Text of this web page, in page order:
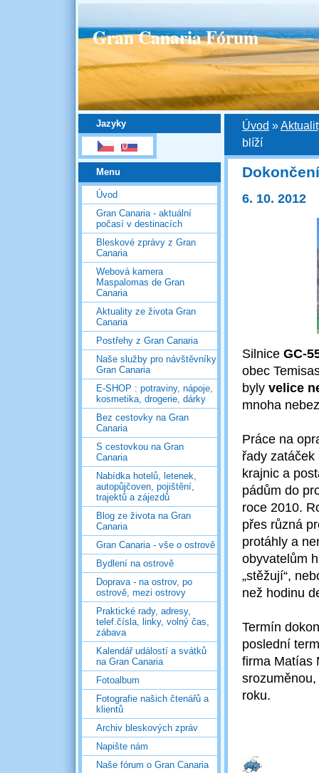
Gran Canaria Fórum
Jazyky
Menu
Úvod
Gran Canaria - aktuální
počasí v destinacích
Bleskové zprávy z Gran
Canaria
Webová kamera
Maspalomas de Gran
Canaria
Aktuality ze života Gran
Canaria
Postřehy z Gran Canaria
Naše služby pro návštěvníky
Gran Canaria
E-SHOP : potraviny, nápoje,
kosmetika, drogerie, dárky
Bez cestovky na Gran
Canaria
S cestovkou na Gran
Canaria
Nabídka hotelů, letenek,
autopůjčoven, pojištění,
trajektů a zájezdů
Blog ze života na Gran
Canaria
Gran Canaria - vše o ostrově
Bydlení na ostrově
Doprava - na ostrov, po
ostrově, mezi ostrovy
Praktické rady, adresy,
telef.čísla, linky, volný čas,
zábava
Kalendář událostí a svátků
na Gran Canaria
Fotoalbum
Fotografie našich čtenářů a
klientů
Archiv bleskových zpráv
Napište nám
Naše fórum o Gran Canaria
Úvod »
blíží
6. 10. 2012
Silnice GC-
obec
byly velice
mnoha
Práce na
řady
krajnic a
pádům do
roce 2010.
přes různá
protáhly a
obyvatelům
„stěžují“,
než hodinu
Termín
poslední
firma Matías
roku.